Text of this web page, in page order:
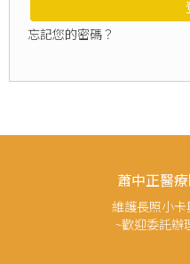
忘記您的密碼？
蕭中正醫
維護長照小
~歡迎委託辦